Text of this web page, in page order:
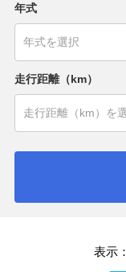
年式
走行距離（km）
表示：